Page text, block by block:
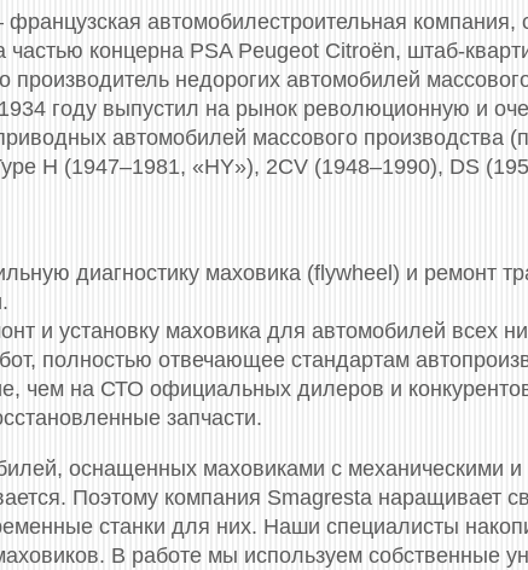
автомобилестроительная
частью концерна PSA Peugeot Citroën, штаб-
производитель недорогих автомобилей
году выпустил на рынок революционную и
автомобилей массового производства
H (1947–1981, «HY»), 2CV (1948–1990), DS
диагностику маховика (flywheel) и ремонт
и установку маховика для автомобилей всех
полностью отвечающее стандартам
чем на СТО официальных дилеров и
запчасти.
оснащенных маховиками c механическими
Поэтому компания Smagresta наращивает
станки для них. Наши специалисты
В работе мы используем собственные